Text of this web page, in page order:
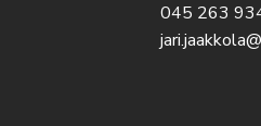
045 263